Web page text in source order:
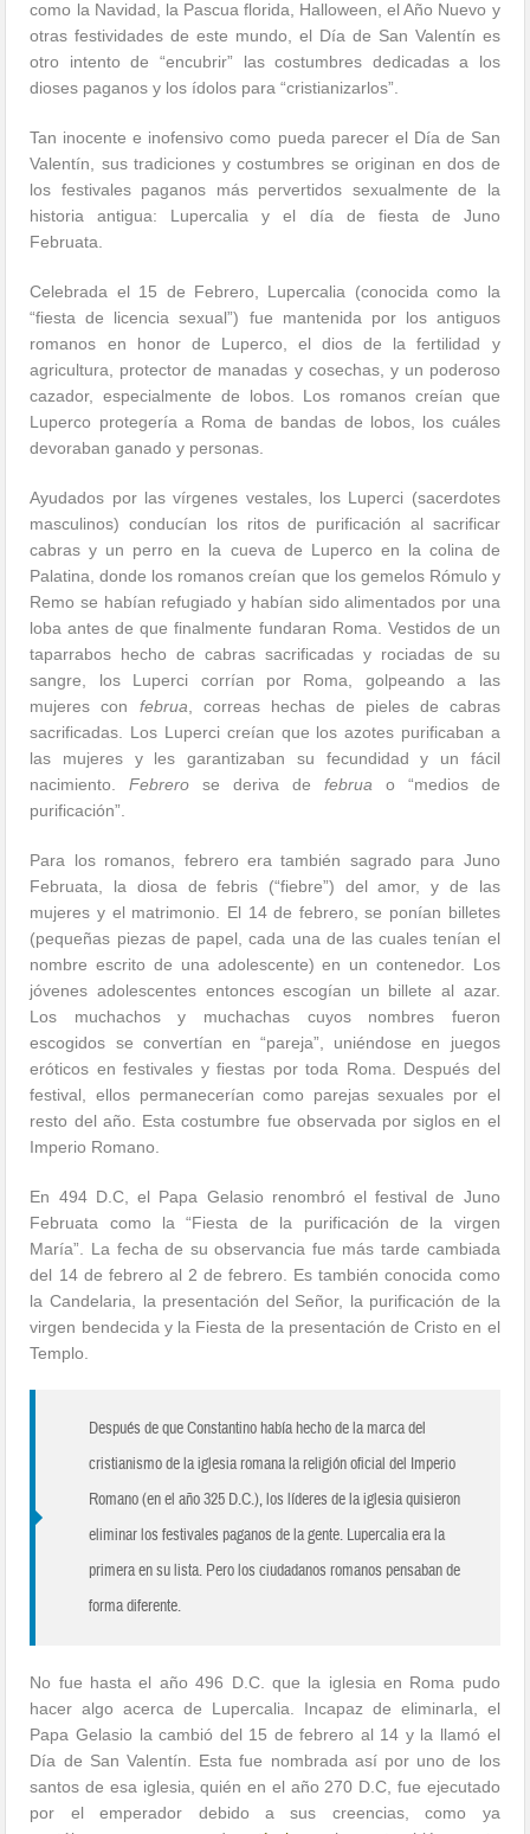
como la Navidad, la Pascua florida, Halloween, el Año Nuevo y
otras festividades de este mundo, el Día de San Valentín es
otro intento de “encubrir” las costumbres dedicadas a los
dioses paganos y los ídolos para “cristianizarlos”.
Tan inocente e inofensivo como pueda parecer el Día de San
Valentín, sus tradiciones y costumbres se originan en dos de
los festivales paganos más pervertidos sexualmente de la
historia antigua: Lupercalia y el día de fiesta de Juno
Februata.
Celebrada el 15 de Febrero, Lupercalia (conocida como la
“fiesta de licencia sexual”) fue mantenida por los antiguos
romanos en honor de Luperco, el dios de la fertilidad y
agricultura, protector de manadas y cosechas, y un poderoso
cazador, especialmente de lobos. Los romanos creían que
Luperco protegería a Roma de bandas de lobos, los cuáles
devoraban ganado y personas.
Ayudados por las vírgenes vestales, los Luperci (sacerdotes
masculinos) conducían los ritos de purificación al sacrificar
cabras y un perro en la cueva de Luperco en la colina de
Palatina, donde los romanos creían que los gemelos Rómulo y
Remo se habían refugiado y habían sido alimentados por una
loba antes de que finalmente fundaran Roma. Vestidos de un
taparrabos hecho de cabras sacrificadas y rociadas de su
sangre, los Luperci corrían por Roma, golpeando a las
mujeres con februa , correas hechas de pieles de cabras
sacrificadas. Los Luperci creían que los azotes purificaban a
las mujeres y les garantizaban su fecundidad y un fácil
nacimiento.Febrero se deriva de februa o “medios de
purificación”.
Para los romanos, febrero era también sagrado para Juno
Februata, la diosa de febris (“fiebre”) del amor, y de las
mujeres y el matrimonio. El 14 de febrero, se ponían billetes
(pequeñas piezas de papel, cada una de las cuales tenían el
nombre escrito de una adolescente) en un contenedor. Los
jóvenes adolescentes entonces escogían un billete al azar.
Los muchachos y muchachas cuyos nombres fueron
escogidos se convertían en “pareja”, uniéndose en juegos
eróticos en festivales y fiestas por toda Roma. Después del
festival, ellos permanecerían como parejas sexuales por el
resto del año. Esta costumbre fue observada por siglos en el
Imperio Romano.
En 494 D.C, el Papa Gelasio renombró el festival de Juno
Februata como la “Fiesta de la purificación de la virgen
María”. La fecha de su observancia fue más tarde cambiada
del 14 de febrero al 2 de febrero. Es también conocida como
la Candelaria, la presentación del Señor, la purificación de la
virgen bendecida y la Fiesta de la presentación de Cristo en el
Templo.
Después de que Constantino había hecho de la marca del
cristianismo de la iglesia romana la religión oficial del Imperio
Romano (en el año 325 D.C.), los líderes de la iglesia quisieron
eliminar los festivales paganos de la gente. Lupercalia era la
primera en su lista. Pero los ciudadanos romanos pensaban de
forma diferente.
No fue hasta el año 496 D.C. que la iglesia en Roma pudo
hacer algo acerca de Lupercalia. Incapaz de eliminarla, el
Papa Gelasio la cambió del 15 de febrero al 14 y la llamó el
Día de San Valentín. Esta fue nombrada así por uno de los
santos de esa iglesia, quién en el año 270 D.C, fue ejecutado
por el emperador debido a sus creencias, como ya